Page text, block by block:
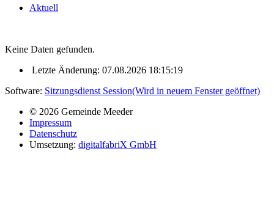
Aktuell
Keine Daten gefunden.
Letzte Änderung: 07.08.2026 18:15:19
Software: Sitzungsdienst Session(Wird in neuem Fenster geöffnet)
© 2026 Gemeinde Meeder
Impressum
Datenschutz
Umsetzung: digitalfabriX GmbH